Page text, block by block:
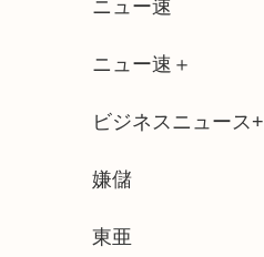
ニュー速
ニュー速＋
ビジネスニュース+
嫌儲
東亜